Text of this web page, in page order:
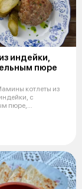
индейки,
пюре
котлеты из
с
пюре,